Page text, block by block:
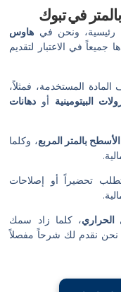
في تبوك
رئيسية، ونحن في هاوس
في الاعتبار لتقديم
المادة المستخدمة، فمثلاً،
البيتومينية أو دهانات
بالمتر المربع، وكلما
تحضيراً أو إصلاحات
الحراري، كلما زاد سمك
نحن نقدم لك شرحاً مفصلاً